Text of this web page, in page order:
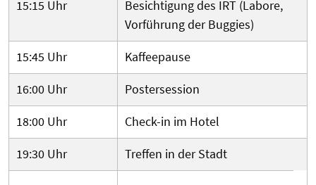
15:15 Uhr
Besichtigung des IRT (Labore,
Vorführung der Buggies)
15:45 Uhr
Kaffeepause
16:00 Uhr
Postersession
18:00 Uhr
Check-in im Hotel
19:30 Uhr
Treffen in der Stadt